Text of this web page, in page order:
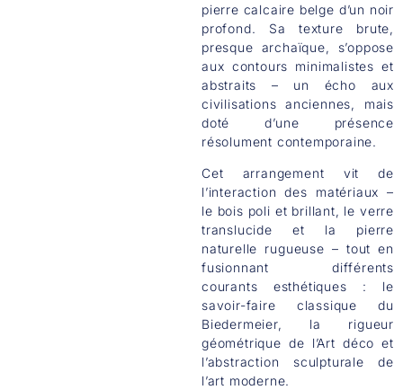
pierre calcaire belge d’un noir
profond. Sa texture brute,
presque archaïque, s’oppose
aux contours minimalistes et
abstraits – un écho aux
civilisations anciennes, mais
doté d’une présence
résolument contemporaine.
Cet arrangement vit de
l’interaction des matériaux –
le bois poli et brillant, le verre
translucide et la pierre
naturelle rugueuse – tout en
fusionnant différents
courants esthétiques : le
savoir-faire classique du
Biedermeier, la rigueur
géométrique de l’Art déco et
l’abstraction sculpturale de
l’art moderne.